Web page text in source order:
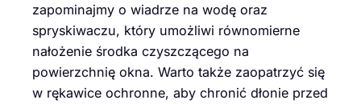
zapominajmy o wiadrze na wodę oraz
spryskiwaczu, który umożliwi równomierne
nałożenie środka czyszczącego na
powierzchnię okna. Warto także zaopatrzyć się
w rękawice ochronne, aby chronić dłonie przed